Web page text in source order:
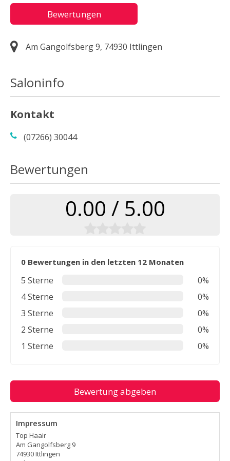
Bewertungen
Am Gangolfsberg 9, 74930 Ittlingen
Saloninfo
Kontakt
(07266) 30044
Bewertungen
0.00 / 5.00
0 Bewertungen in den letzten 12 Monaten
5 Sterne
0%
4 Sterne
0%
3 Sterne
0%
2 Sterne
0%
1 Sterne
0%
Bewertung abgeben
Impressum
Top Haair
Am Gangolfsberg 9
74930 Ittlingen